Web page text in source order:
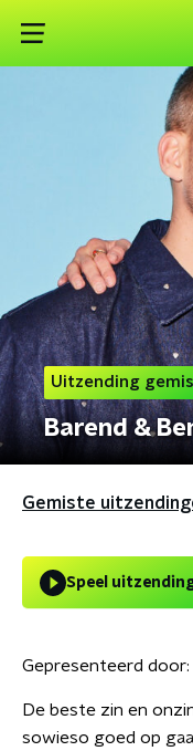
Uitzending
Barend &
Gemiste
Speel
Gepresenteerd door:
De beste zin en
sowieso goed op